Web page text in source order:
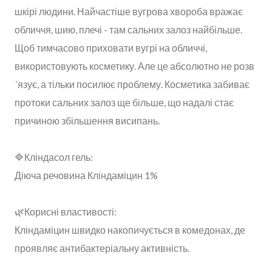
шкірі людини. Найчастіше вугрова хвороба вражає
обличчя, шию, плечі - там сальних залоз найбільше.
Щоб тимчасово приховати вугрі на обличчі,
використовують косметику. Але це абсолютно не розв
´язує, а тільки посилює проблему. Косметика забиває
протоки сальних залоз ще більше, що надалі стає
причиною збільшення висипань.
🔷Кліндасол гель:
Діюча речовина Кліндаміцин 1%
🌿Корисні властивості:
Кліндаміцин швидко накопичується в комедонах, де
проявляє антибактеріальну активність.